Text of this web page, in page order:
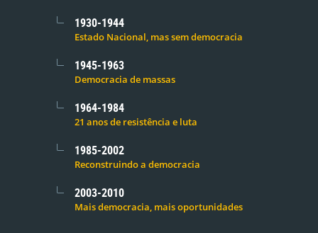
1930-1944
Estado Nacional, mas sem democracia
1945-1963
Democracia de massas
1964-1984
21 anos de resistência e luta
1985-2002
Reconstruindo a democracia
2003-2010
Mais democracia, mais oportunidades